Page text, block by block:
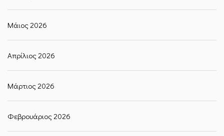
Μάιος 2026
Απρίλιος 2026
Μάρτιος 2026
Φεβρουάριος 2026